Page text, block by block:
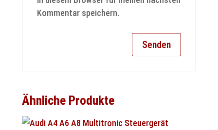
Kommentar speichern.
Ähnliche Produkte